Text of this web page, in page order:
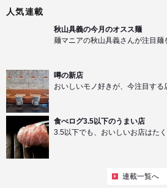
人気連載
秋山具義の今月のオスス麺
麺マニアの秋山具義さんが注目麺
噂の新店
おいしいモノ好きが、今注目する
食べログ3.5以下のうまい店
3.5以下でも、おいしいお店はた
連載一覧へ